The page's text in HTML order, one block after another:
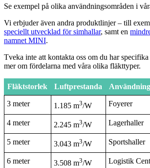
Se exempel på olika användningsområden i
Vi erbjuder även andra produktlinjer – till
speciellt utvecklad för simhallar, samt en
namnet MINI.
Tveka inte att kontakta oss om du har
mer om fördelarna med våra olika fläkttyper.
Fläktstorlek Luftprestanda Användning
3 meter 1.185 m3/W Foyerer
4 meter 2.245 m3/W Lagerhaller
5 meter 3.043 m3/W Sportshaller
6 meter 3.508 m3/W Logistik